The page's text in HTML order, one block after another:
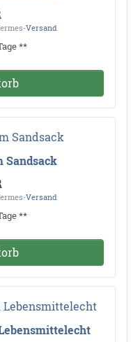
Versand
**
Sandsack
Versand
**